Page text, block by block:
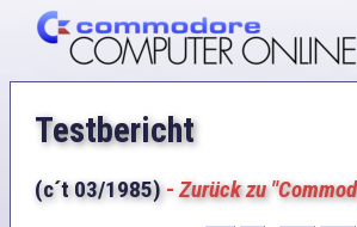
Testbericht
(c´t 03/1985)-Zurück zu